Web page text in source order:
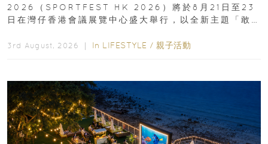
2026（SPORTFEST HK 2026）將於8月21日至23
日在灣仔香港會議展覽中心盛大舉行，以全新主題「敢
3rd August, 2026 ｜ In LIFESTYLE / 親子活動